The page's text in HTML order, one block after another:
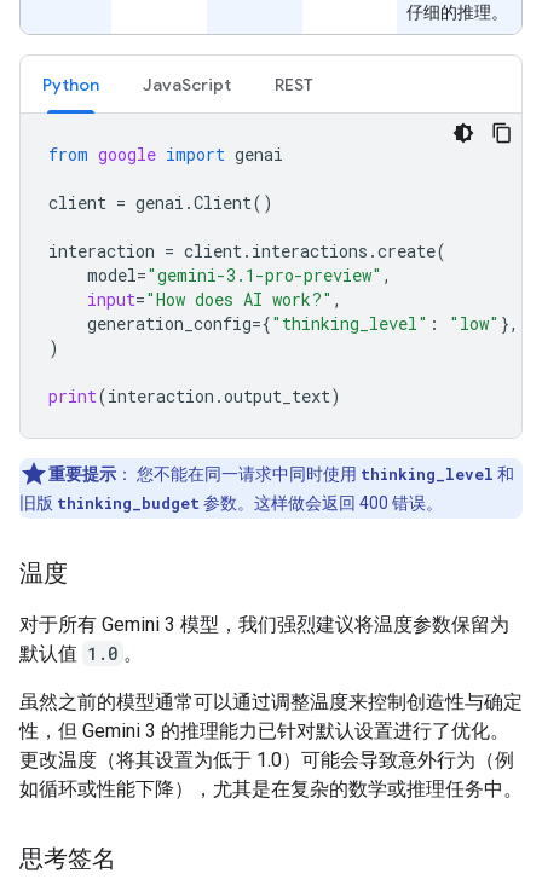
仔细的推理。
Python JavaScript REST
from google import genai
client = genai .Client()
interaction = client. interactions .create(
model="gemini-3.1-pro-preview" ,
input="How does AI work?" ,
generation_config={"thinking_level" : "low" },
)
print(interaction .output_text)
重要提示 ： 您不能在同一请求中同时使用 thinking_level 和
旧版 thinking_budget 参数。这样做会返回 400 错误。
温度
对于所有 Gemini 3 模型，我们强烈建议将温度参数保留为
默认值 1.0 。
虽然之前的模型通常可以通过调整温度来控制创造性与确定
性，但 Gemini 3 的推理能力已针对默认设置进行了优化。
更改温度（将其设置为低于 1.0）可能会导致意外行为（例
如循环或性能下降），尤其是在复杂的数学或推理任务中。
思考签名